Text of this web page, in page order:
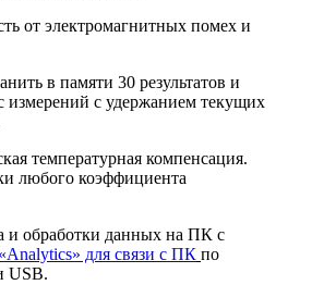
от электромагнитных помех и
в памяти 30 результатов и
измерений с удержанием текущих
температурная компенсация.
любого коэффициента
и обработки данных на ПК с
для связи с ПК по
USB.